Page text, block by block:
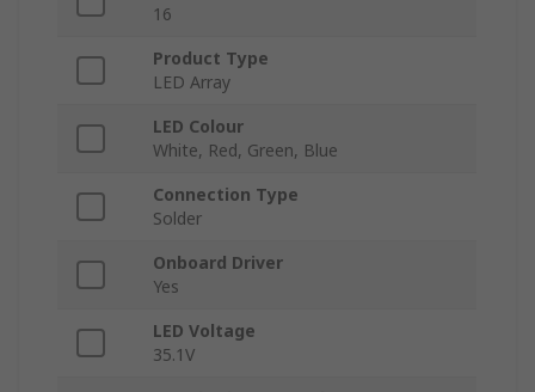
16
Product Type
LED Array
LED Colour
White, Red, Green, Blue
Connection Type
Solder
Onboard Driver
Yes
LED Voltage
35.1V